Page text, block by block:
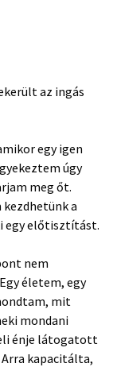
az ingás
egy igen
úgy
meg őt.
kezdhetünk a
egy előtisztítást.
nem
életem, egy
mit
mondani
énje látogatott
kapacitálta,